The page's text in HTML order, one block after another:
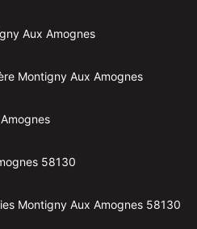
Aux Amognes
Montigny Aux Amognes
58130
Montigny Aux Amognes 58130